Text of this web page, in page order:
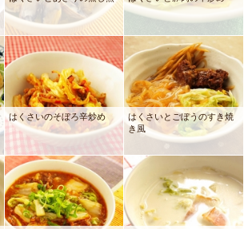
はくさいのそぼろ辛炒め
はくさいとごぼうのすき焼
き風